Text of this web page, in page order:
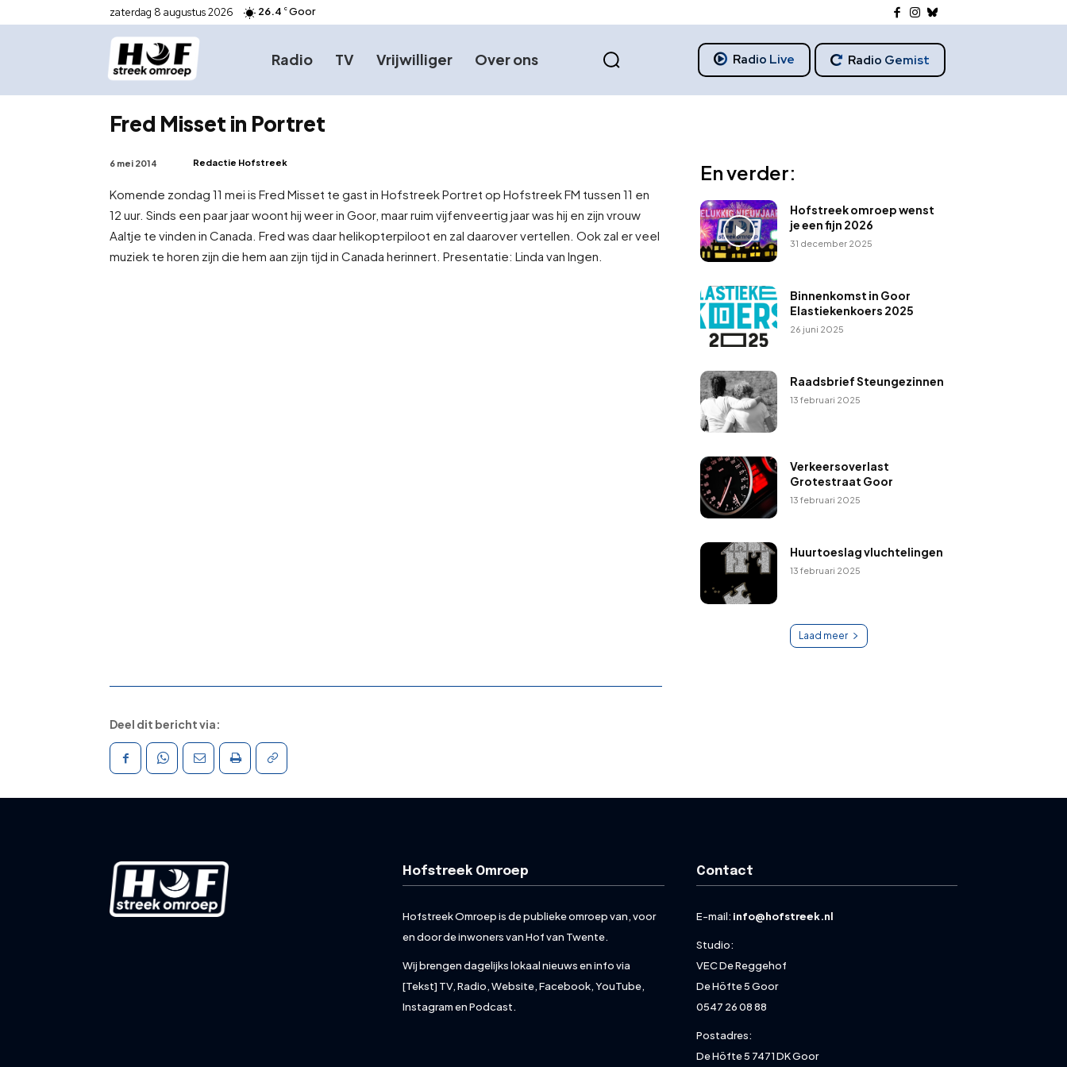
zaterdag 8 augustus 2026 26.4 C Goor
Radio TV Vrijwilliger Over ons Radio Live Radio Gemist
Fred Misset in Portret
6 mei 2014 Redactie Hofstreek
Komende zondag 11 mei is Fred Misset te gast in Hofstreek Portret op Hofstreek FM tussen 11 en
12 uur. Sinds een paar jaar woont hij weer in Goor, maar ruim vijfenveertig jaar was hij en zijn vrouw
Aaltje te vinden in Canada. Fred was daar helikopterpiloot en zal daarover vertellen. Ook zal er veel
muziek te horen zijn die hem aan zijn tijd in Canada herinnert. Presentatie: Linda van Ingen.
En verder:
Hofstreek omroep wenst
je een fijn 2026
31 december 2025
Binnenkomst in Goor
Elastiekenkoers 2025
26 juni 2025
Raadsbrief Steungezinnen
13 februari 2025
Verkeersoverlast
Grotestraat Goor
13 februari 2025
Huurtoeslag vluchtelingen
13 februari 2025
Laad meer
Deel dit bericht via:
Hofstreek Omroep
Hofstreek Omroep is de publieke omroep van, voor
en door de inwoners van Hof van Twente.
Wij brengen dagelijks lokaal nieuws en info via
[Tekst] TV, Radio, Website, Facebook, YouTube,
Instagram en Podcast.
Contact
E-mail: info@hofstreek.nl
Studio:
VEC De Reggehof
De Höfte 5 Goor
0547 26 08 88
Postadres:
De Höfte 5 7471 DK Goor